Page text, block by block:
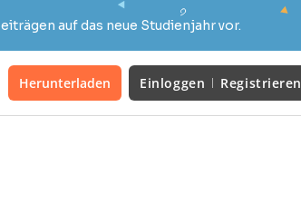
auf das neue Studienjahr vor.
Herunterladen Einloggen Registrieren